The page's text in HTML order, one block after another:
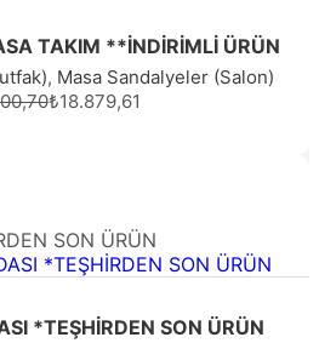
TAKIM **İNDİRİMLİ ÜRÜN
, Masa Sandalyeler (Salon)
₺18.879,61
SON ÜRÜN
*TEŞHİRDEN SON ÜRÜN